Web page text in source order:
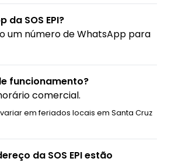
da SOS EPI?
um número de WhatsApp para
funcionamento?
comercial.
em feriados locais em Santa Cruz
da SOS EPI estão